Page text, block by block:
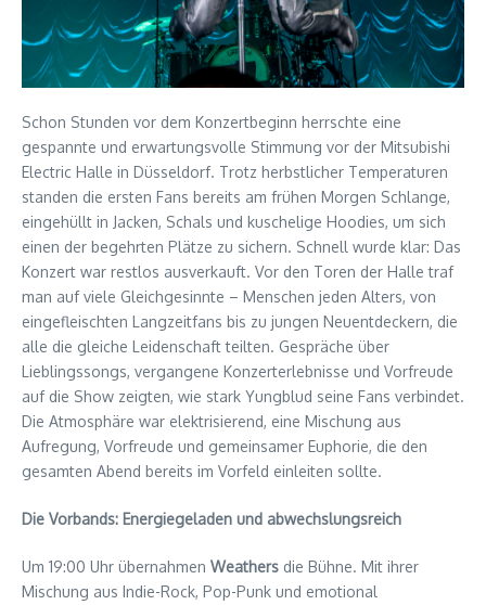
Schon Stunden vor dem Konzertbeginn herrschte eine
gespannte und erwartungsvolle Stimmung vor der Mitsubishi
Electric Halle in Düsseldorf. Trotz herbstlicher Temperaturen
standen die ersten Fans bereits am frühen Morgen Schlange,
eingehüllt in Jacken, Schals und kuschelige Hoodies, um sich
einen der begehrten Plätze zu sichern. Schnell wurde klar: Das
Konzert war restlos ausverkauft. Vor den Toren der Halle traf
man auf viele Gleichgesinnte – Menschen jeden Alters, von
eingefleischten Langzeitfans bis zu jungen Neuentdeckern, die
alle die gleiche Leidenschaft teilten. Gespräche über
Lieblingssongs, vergangene Konzerterlebnisse und Vorfreude
auf die Show zeigten, wie stark Yungblud seine Fans verbindet.
Die Atmosphäre war elektrisierend, eine Mischung aus
Aufregung, Vorfreude und gemeinsamer Euphorie, die den
gesamten Abend bereits im Vorfeld einleiten sollte.
Die Vorbands: Energiegeladen und abwechslungsreich
Um 19:00 Uhr übernahmen Weathers die Bühne. Mit ihrer
Mischung aus Indie-Rock, Pop-Punk und emotional